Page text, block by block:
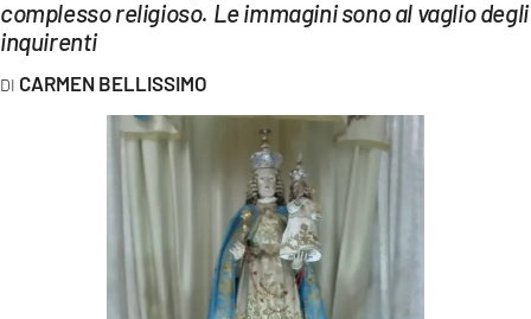
LAC ONAIR
LaC
Network
LACPLAY.IT
complesso religioso. Le immagini sono al vaglio degli
inquirenti
CARMEN BELLISSIMO